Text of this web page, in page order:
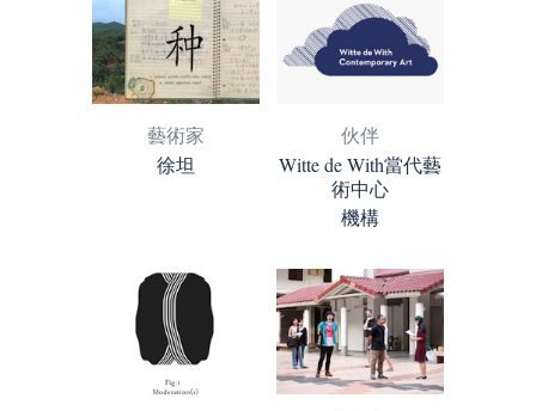
藝術家
徐坦
伙伴
Witte de With當代藝
術中心
機構